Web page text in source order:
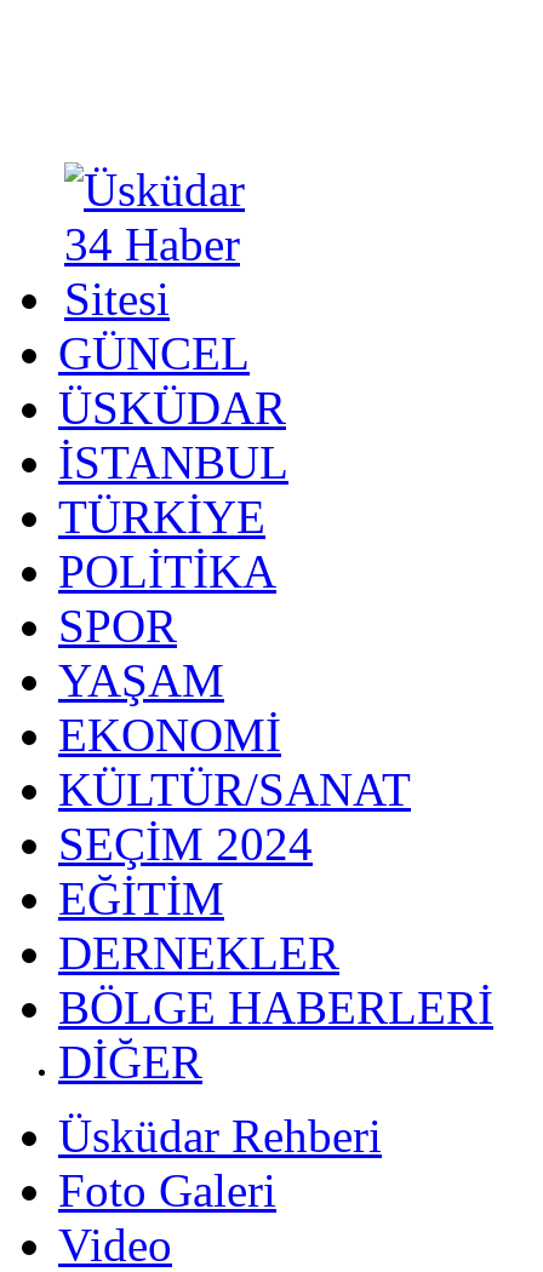
GÜNCEL
ÜSKÜDAR
İSTANBUL
TÜRKİYE
POLİTİKA
SPOR
YAŞAM
EKONOMİ
KÜLTÜR/SANAT
SEÇİM 2024
EĞİTİM
DERNEKLER
BÖLGE HABERLERİ
DİĞER
Üsküdar Rehberi
Foto Galeri
Video